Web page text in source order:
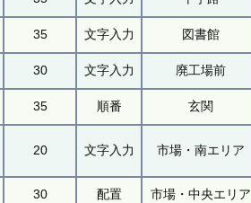
35 文字入力 図書館
30 文字入力 廃工場前
35 順番 玄関
20 文字入力 市場・南エリア
30 配置 市場・中央エリア